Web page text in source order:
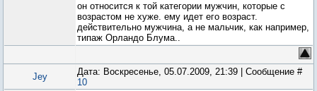
он относится к той категории мужчин, которые с
возрастом не хуже. ему идет его возраст.
действительно мужчина, а не мальчик, как например,
типаж Орландо Блума..
Jey
Дата: Воскресенье, 05.07.2009, 21:39 | Сообщение #
10